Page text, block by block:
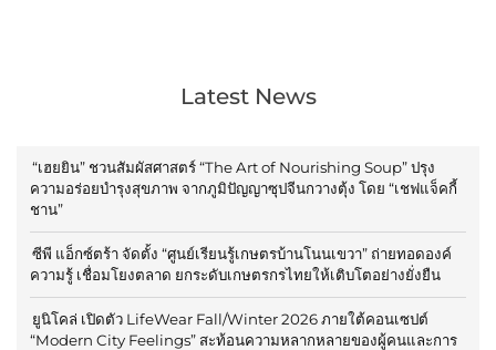
Latest News
“เฮยยิน” ชวนสัมผัสศาสตร์ “The Art of Nourishing Soup” ปรุง
ความอร่อยบำรุงสุขภาพ จากภูมิปัญญาซุปจีนกวางตุ้ง โดย “เชฟแจ็คกี้
ชาน”
ซีพี แอ็กซ์ตร้า จัดตั้ง “ศูนย์เรียนรู้เกษตรบ้านโนนเขวา” ถ่ายทอดองค์
ความรู้ เชื่อมโยงตลาด ยกระดับเกษตรกรไทยให้เติบโตอย่างยั่งยืน
ยูนิโคล่ เปิดตัว LifeWear Fall/Winter 2026 ภายใต้คอนเซปต์
“Modern City Feelings” สะท้อนความหลากหลายของผู้คนและการ